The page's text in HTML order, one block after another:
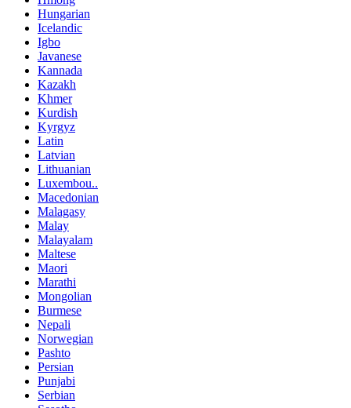
Hungarian
Icelandic
Igbo
Javanese
Kannada
Kazakh
Khmer
Kurdish
Kyrgyz
Latin
Latvian
Lithuanian
Luxembou..
Macedonian
Malagasy
Malay
Malayalam
Maltese
Maori
Marathi
Mongolian
Burmese
Nepali
Norwegian
Pashto
Persian
Punjabi
Serbian